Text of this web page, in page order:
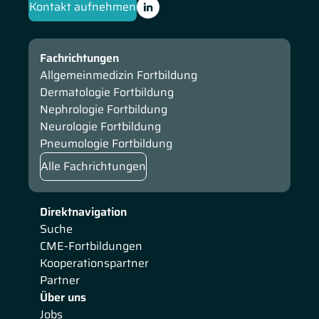
Kontakt aufnehmen
Direktnavigation
Suche
CME-Fortbildungen
Kooperationspartner
Partner
Über uns
Jobs
Fachrichtungen
Allgemeinmedizin Fortbildung
Dermatologie Fortbildung
Nephrologie Fortbildung
Neurologie Fortbildung
Pneumologie Fortbildung
Alle Fachrichtungen